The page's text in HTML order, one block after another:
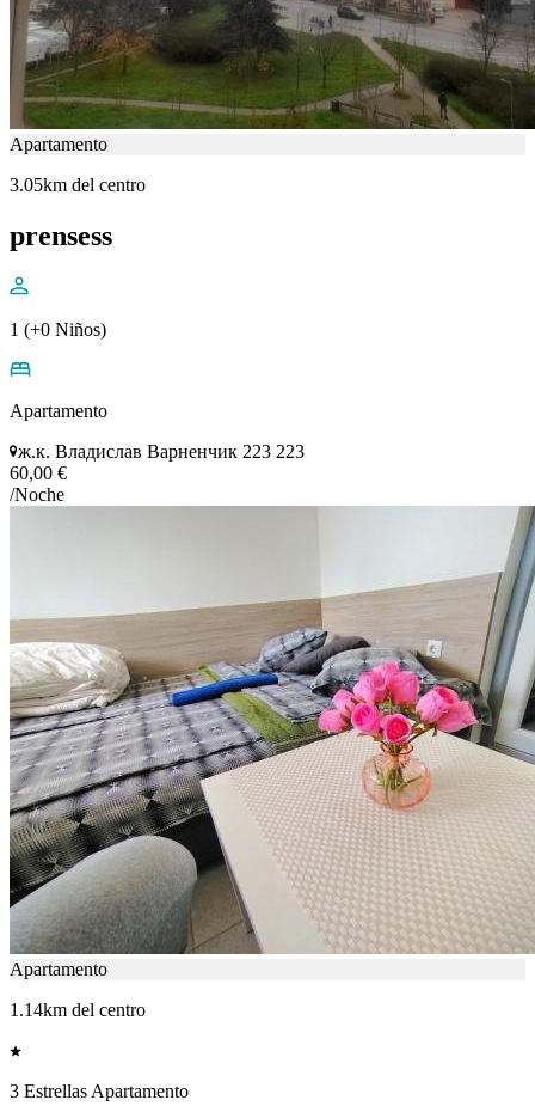
Apartamento
3.05km del centro
prensess
1 (+0 Niños)
Apartamento
ж.к. Владислав Варненчик 223 223
60,00 €
/Noche
Apartamento
1.14km del centro
3 Estrellas Apartamento